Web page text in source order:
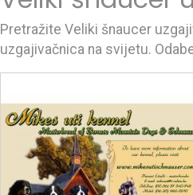
Pretražite Veliki šnaucer
uzgajivačnica na svijetu.